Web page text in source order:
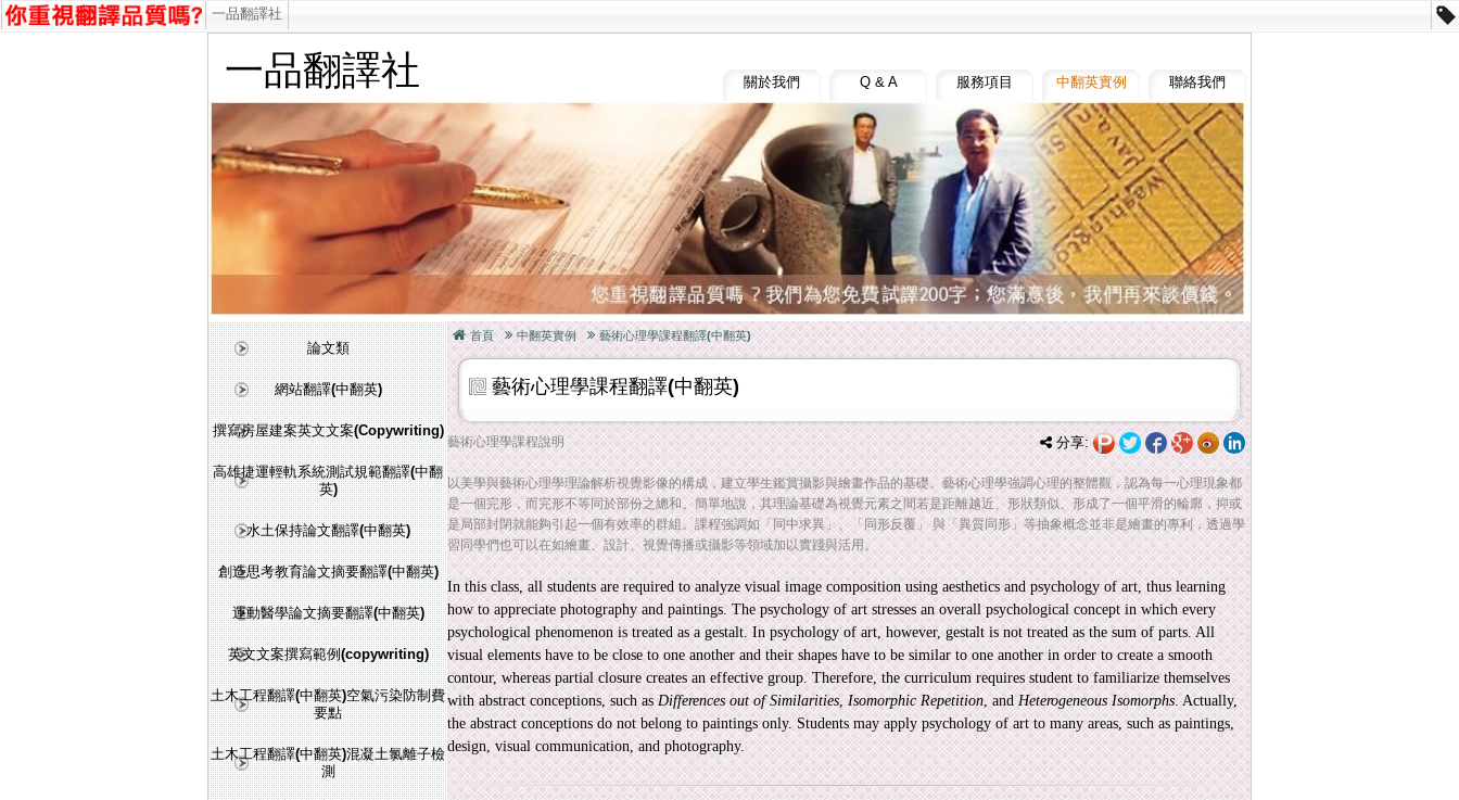
一品翻譯社
一品翻譯社 關於我們 Q & A 服務項目 中翻英實例 聯絡我們
論文類
網站翻譯(中翻英)
撰寫房屋建案英文文案(Copywriting)
高雄捷運輕軌系統測試規範翻譯(中翻
英)
水土保持論文翻譯(中翻英)
創造思考教育論文摘要翻譯(中翻英)
運動醫學論文摘要翻譯(中翻英)
英文文案撰寫範例(copywriting)
土木工程翻譯(中翻英)空氣污染防制費
要點
土木工程翻譯(中翻英)混凝土氯離子檢
測
首頁 中翻英實例 藝術心理學課程翻譯(中翻英)
藝術心理學課程翻譯(中翻英)
分享:
藝術心理學課程說明
以美學與藝術心理學理論解析視覺影像的構成，建立學生鑑賞攝影與繪畫作品的基礎。藝術心理學強調心理的整體觀，認為每一心理現象都
是一個完形，而完形不等同於部份之總和。簡單地說，其理論基礎為視覺元素之間若是距離越近、形狀類似、形成了一個平滑的輪廓，抑或
是局部封閉就能夠引起一個有效率的群組。課程強調如「同中求異」、「同形反覆」 與「異質同形」等抽象概念並非是繪畫的專利，透過學
習同學們也可以在如繪畫、設計、視覺傳播或攝影等領域加以實踐與活用。
In this class, all students are required to analyze visual image composition using aesthetics and psychology of art, thus learning
how to appreciate photography and paintings. The psychology of art stresses an overall psychological concept in which every
psychological phenomenon is treated as a gestalt. In psychology of art, however, gestalt is not treated as the sum of parts. All
visual elements have to be close to one another and their shapes have to be similar to one another in order to create a smooth
contour, whereas partial closure creates an effective group. Therefore, the curriculum requires student to familiarize themselves
with abstract conceptions, such asDifferences out of Similarities,Isomorphic Repetition, andHeterogeneous Isomorphs. Actually,
the abstract conceptions do not belong to paintings only. Students may apply psychology of art to many areas, such as paintings,
design, visual communication, and photography.